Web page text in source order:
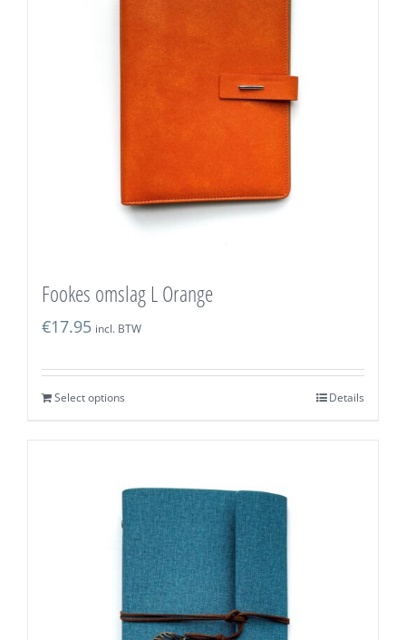
Fookes omslag L Orange
€17.95 incl. BTW
Select options Details